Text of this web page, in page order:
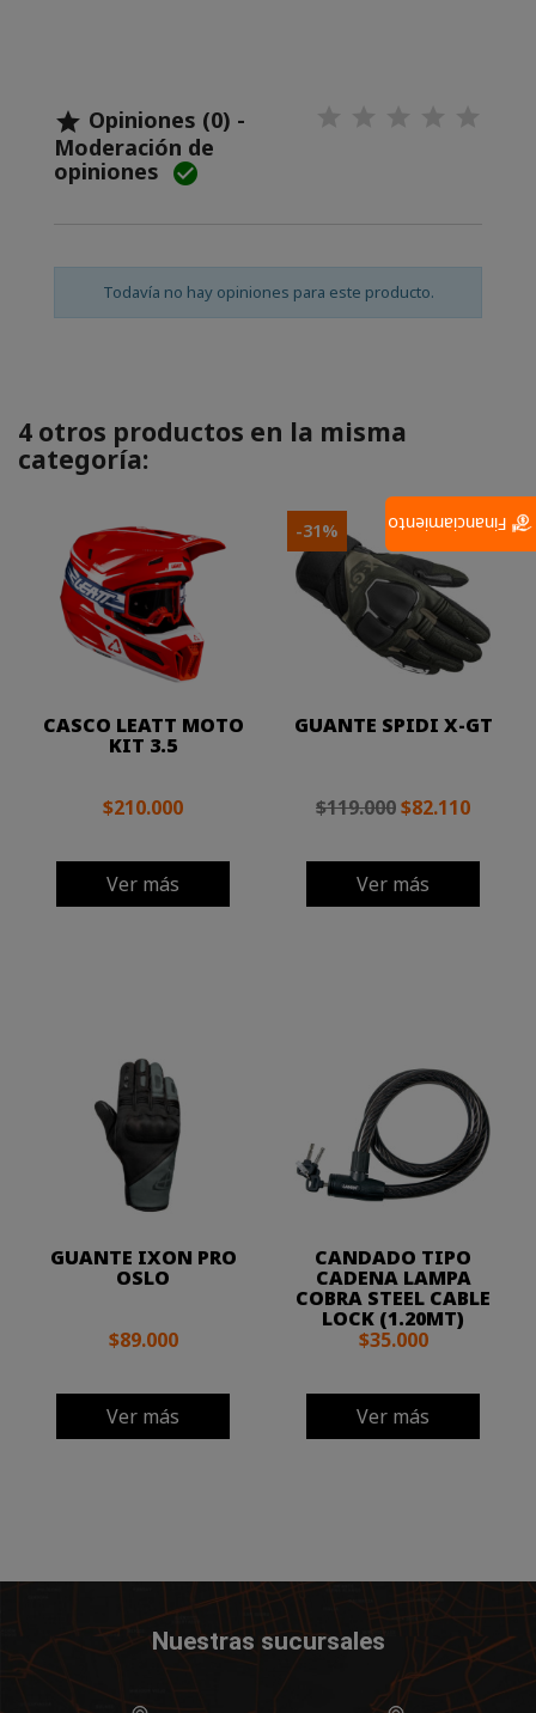
 Opiniones (0) -
Moderación de
opiniones 
Todavía no hay opiniones para este producto.
4 otros productos en la misma
categoría:
CASCO LEATT MOTO
KIT 3.5
$210.000
Ver más
GUANTE SPIDI X-GT
$119.000$82.110
Ver más
-31%
GUANTE IXON PRO
OSLO
$89.000
Ver más
CANDADO TIPO
CADENA LAMPA
COBRA STEEL CABLE
LOCK (1.20MT)
$35.000
Ver más
Nuestras sucursales
Financiamiento